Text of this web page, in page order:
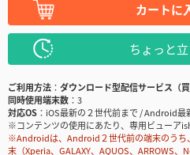
カートに
ちょっと
ご利用方法
ダウンロード型配信サービス（買
同時使用端末数
3
対応OS
iOS最新の２世代前まで / Android最
※コンテンツの使用にあたり、専用ビューア
※Androidは、Android２世代前の端末のうち
末（Xperia、GALAXY、AQUOS、ARROWS